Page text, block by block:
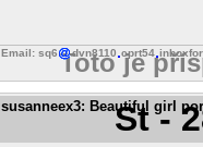
Email: sq6 dvn8110 cprt54
Toto je
susanneex3: Beautiful girl
St -